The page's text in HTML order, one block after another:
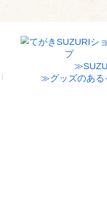
≫グッズのある